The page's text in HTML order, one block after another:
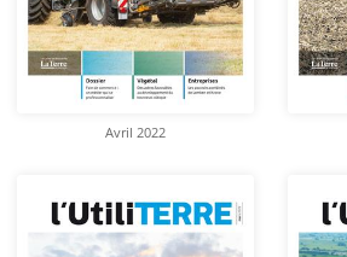
Avril 2022